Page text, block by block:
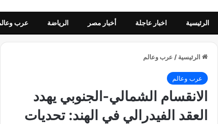
الرئيسية اخبار عاجلة أخبار مصر الرياضة عرب
الرئيسية / عرب وعالم
عرب وعالم
الانقسام الشمالي-الجنوبي يهدد
العقد الفيدرالي في الهند: تحديات